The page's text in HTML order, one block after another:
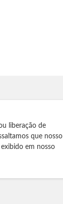
liberação de
que nosso
em nosso